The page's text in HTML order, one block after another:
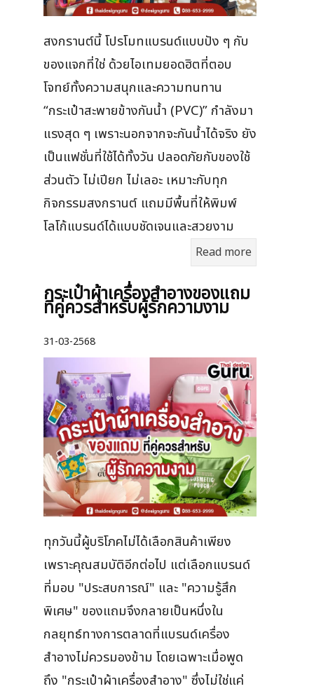
สงกรานต์นี้ โปรโมทแบรนด์แบบปัง ๆ กับ
ของแจกที่ใช่ ด้วยไอเทมยอดฮิตที่ตอบ
โจทย์ทั้งความสนุกและความทนทาน
“กระเป๋าสะพายข้างกันน้ำ (PVC)” กำลังมา
แรงสุด ๆ เพราะนอกจากจะกันน้ำได้จริง ยัง
เป็นแฟชั่นที่ใช้ได้ทั้งวัน ปลอดภัยกับของใช้
ส่วนตัว ไม่เปียก ไม่เลอะ เหมาะกับทุก
กิจกรรมสงกรานต์ แถมมีพื้นที่ให้พิมพ์
โลโก้แบรนด์ได้แบบชัดเจนและสวยงาม
Read more
กระเป๋าผ้าเครื่องสําอางของแถม
ที่คู่ควรสำหรับผู้รักความงาม
31-03-2568
ทุกวันนี้ผู้บริโภคไม่ได้เลือกสินค้าเพียง
เพราะคุณสมบัติอีกต่อไป แต่เลือกแบรนด์
ที่มอบ "ประสบการณ์" และ "ความรู้สึก
พิเศษ" ของแถมจึงกลายเป็นหนึ่งใน
กลยุทธ์ทางการตลาดที่แบรนด์เครื่อง
สำอางไม่ควรมองข้าม โดยเฉพาะเมื่อพูด
ถึง "กระเป๋าผ้าเครื่องสำอาง" ซึ่งไม่ใช่แค่